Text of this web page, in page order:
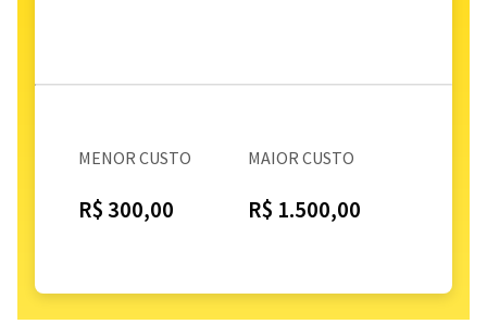
MENOR CUSTO
R$ 300,00
MAIOR CUSTO
R$ 1.500,00